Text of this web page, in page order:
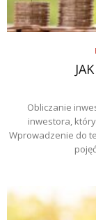
Obliczanie
inwestora,
Wprowadzenie do